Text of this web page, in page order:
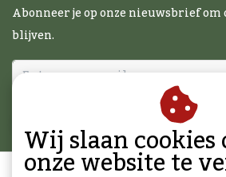
Abonneer je op onze nieuwsbrief om
blijven.
Wij slaan cookies
onze website te